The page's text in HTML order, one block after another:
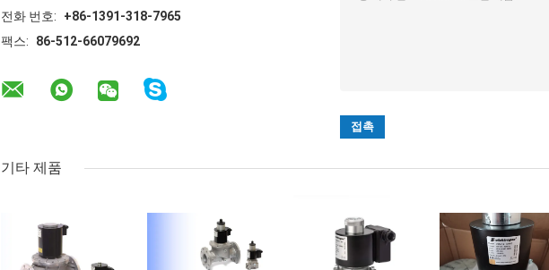
전화 번호:
+86-1391-318-7965
팩스:
86-512-66079692
기타 제품